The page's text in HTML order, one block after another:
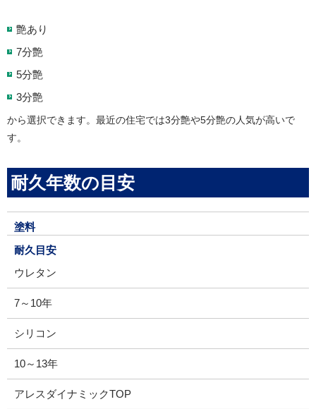
艶あり
7分艶
5分艶
3分艶
から選択できます。最近の住宅では3分艶や5分艶の人気が高いで
す。
耐久年数の目安
塗料
耐久目安
ウレタン
7～10年
シリコン
10～13年
アレスダイナミックTOP